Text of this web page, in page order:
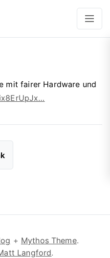
mit fairer Hardware und
+ Mythos Theme.
Langford.